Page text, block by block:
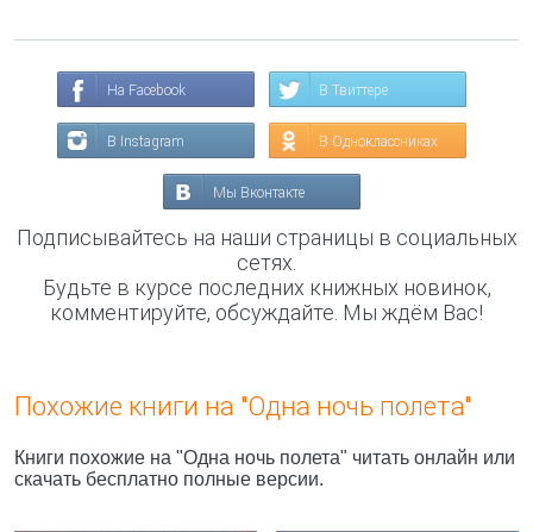
На Facebook В Твиттере
В Instagram В Одноклассниках
Мы Вконтакте
Подписывайтесь на наши страницы в социальных
сетях.
Будьте в курсе последних книжных новинок,
комментируйте, обсуждайте. Мы ждём Вас!
Похожие книги на "Одна ночь полета"
Книги похожие на "Одна ночь полета" читать онлайн или
скачать бесплатно полные версии.